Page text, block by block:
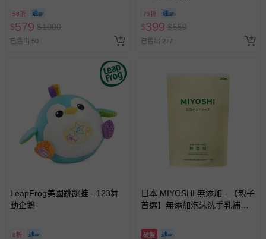
58折
$579 $1000
已售出 50
73折
$399 $550
已售出 277
LeapFrog美國跳跳蛙 - 123舞
動企鵝
8折
日本 MIYOSHI 無添加 - 【親子
首選】無添加泡沫洗手乳補充
破盤